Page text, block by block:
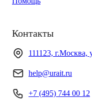
Контакты
111123, г.Москва,
help@urait.ru
+7 (495) 744 00 12